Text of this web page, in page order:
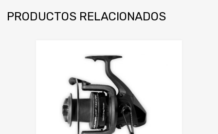
PRODUCTOS RELACIONADOS